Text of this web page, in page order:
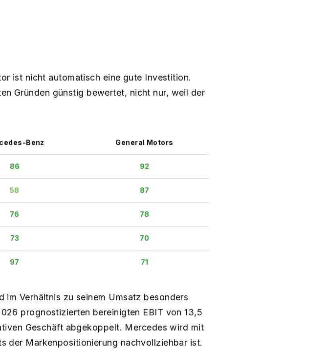
ist nicht automatisch eine gute Investition.
Gründen günstig bewertet, nicht nur, weil der
Benz General Motors
86 92
58 87
76 78
73 70
97 71
Verhältnis zu seinem Umsatz besonders
prognostizierten bereinigten EBIT von 13,5
Geschäft abgekoppelt. Mercedes wird mit
der Markenpositionierung nachvollziehbar ist.